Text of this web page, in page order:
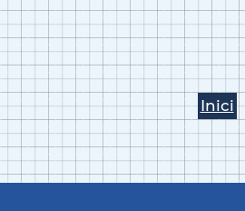
Inici